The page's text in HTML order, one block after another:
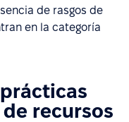
de rasgos de
en la categoría
recursos